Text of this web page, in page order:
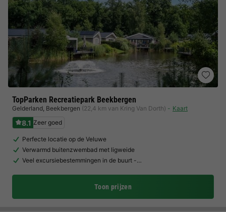
TopParken Recreatiepark Beekbergen
Gelderland, Beekbergen (22,4 km van Kring Van Dorth) Kaart
8.1 Zeer goed
Perfecte locatie op de Veluwe
Verwarmd buitenzwembad met ligweide
Veel excursiebestemmingen in de buurt -…
Toon prijzen